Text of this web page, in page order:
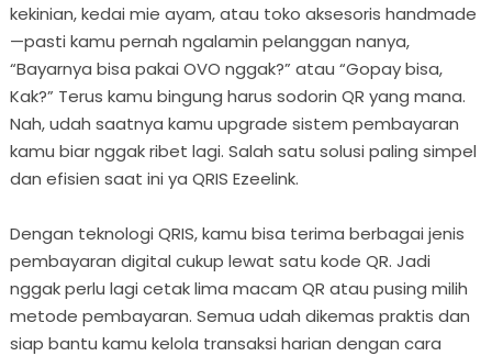
kekinian, kedai mie ayam, atau toko aksesoris handmade
—pasti kamu pernah ngalamin pelanggan nanya,
“Bayarnya bisa pakai OVO nggak?” atau “Gopay bisa,
Kak?” Terus kamu bingung harus sodorin QR yang mana.
Nah, udah saatnya kamu upgrade sistem pembayaran
kamu biar nggak ribet lagi. Salah satu solusi paling simpel
dan efisien saat ini ya QRIS Ezeelink.
Dengan teknologi QRIS, kamu bisa terima berbagai jenis
pembayaran digital cukup lewat satu kode QR. Jadi
nggak perlu lagi cetak lima macam QR atau pusing milih
metode pembayaran. Semua udah dikemas praktis dan
siap bantu kamu kelola transaksi harian dengan cara